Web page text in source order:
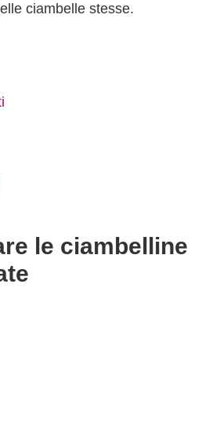
ciambelle stesse.
le ciambelline